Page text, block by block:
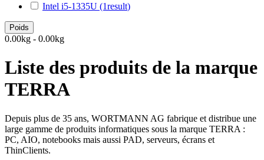
Intel i5-1335U (1result)
Poids
0.00kg - 0.00kg
Liste des produits de la marque
TERRA
Depuis plus de 35 ans, WORTMANN AG fabrique et distribue une
large gamme de produits informatiques sous la marque TERRA :
PC, AIO, notebooks mais aussi PAD, serveurs, écrans et
ThinClients.